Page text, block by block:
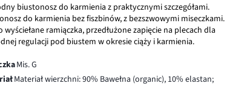
biustonosz do karmienia z praktycznymi szczegółami.
do karmienia bez fiszbinów, z bezszwowymi miseczkami.
wyściełane ramiączka, przedłużone zapięcie na plecach dla
regulacji pod biustem w okresie ciąży i karmienia.
Mis. G
Materiał wierzchni: 90% Bawełna (organic), 10% elastan;